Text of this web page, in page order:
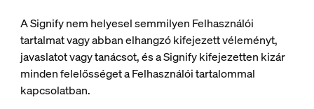
A Signify nem helyesel semmilyen Felhasználói
tartalmat vagy abban elhangzó kifejezett véleményt,
javaslatot vagy tanácsot, és a Signify kifejezetten kizár
minden felelősséget a Felhasználói tartalommal
kapcsolatban.